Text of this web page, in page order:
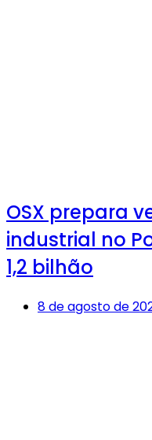
OSX prepara
industrial no
1,2 bilhão
8 de agosto de